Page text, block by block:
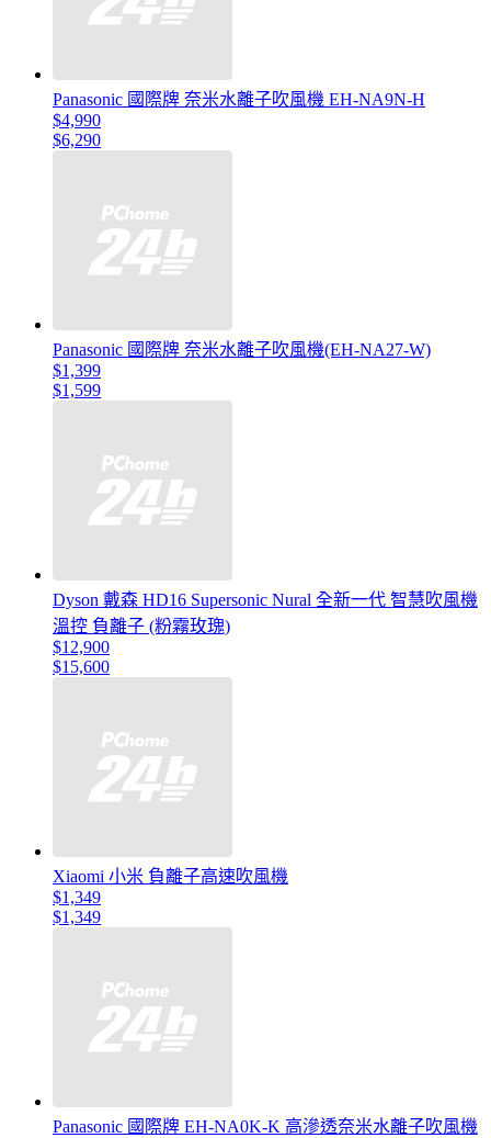
Panasonic 國際牌 奈米水離子吹風機 EH-NA9N-H
$4,990
$6,290
Panasonic 國際牌 奈米水離子吹風機(EH-NA27-W)
$1,399
$1,599
Dyson 戴森 HD16 Supersonic Nural 全新一代 智慧吹風機
溫控 負離子 (粉霧玫瑰)
$12,900
$15,600
Xiaomi 小米 負離子高速吹風機
$1,349
$1,349
Panasonic 國際牌 EH-NA0K-K 高滲透奈米水離子吹風機